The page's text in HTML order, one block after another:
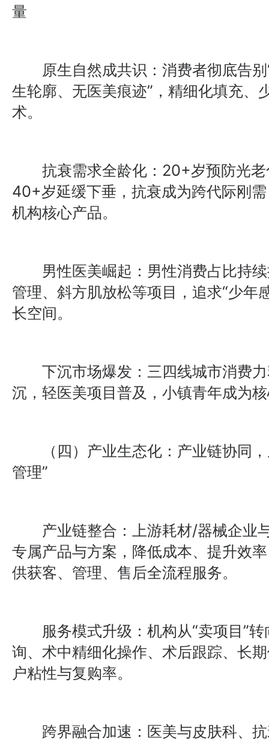
量
原生自然成共识：消费者彻底告别
生轮廓、无医美痕迹”，精细化填充、
术。
抗衰需求全龄化：20+岁预防光老
40+岁延缓下垂，抗衰成为跨代际刚
机构核心产品。
男性医美崛起：男性消费占比持续
管理、斜方肌放松等项目，追求“少年
长空间。
下沉市场爆发：三四线城市消费力
沉，轻医美项目普及，小镇青年成为
（四）产业生态化：产业链协同，
管理”
产业链整合：上游耗材/器械企业
专属产品与方案，降低成本、提升效
供获客、管理、售后全流程服务。
服务模式升级：机构从“卖项目”转
询、术中精细化操作、术后跟踪、长
户粘性与复购率。
跨界融合加速：医美与皮肤科、抗